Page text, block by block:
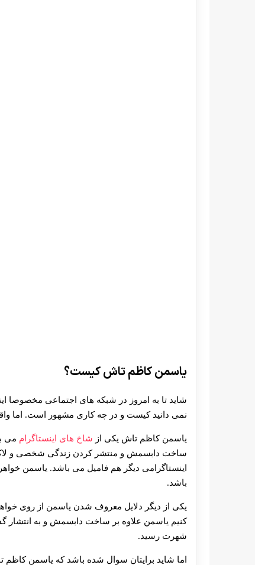
یاسمن کاظم تاش کیست؟
شاید تا به امروز در شبکه های اجتماعی مخصوصا
نمی دانید کیست و در چه کاری مشهور است. اما
یاسمن کاظم تاش یکی از شاخ های اینستاگرام می
ساخت دابسمش و منتشر کردن زندگی شخصی و
اینستاگرامی دیگر هم فامیل می باشد. یاسمن
باشد.
یکی از دیگر دلایل معروف شدن یاسمن از روی
کنیم یاسمن علاوه بر ساخت دابسمش و به انتشار
شهرت رسید.
اما شاید برایتان سوال شده باشد که یاسمن کاظم